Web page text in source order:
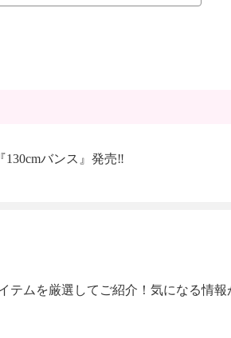
バンス』発売‼
ムを厳選してご紹介！気になる情